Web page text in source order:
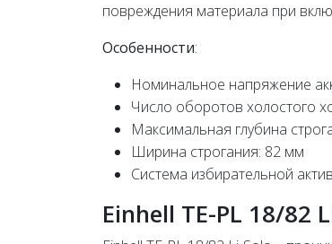
повреждения материала при
Особенности:
Номинальное напряжение
Число оборотов холостого
Максимальная глубина
Ширина строгания: 82 мм
Система избирательной
Einhell TE-PL 18/82